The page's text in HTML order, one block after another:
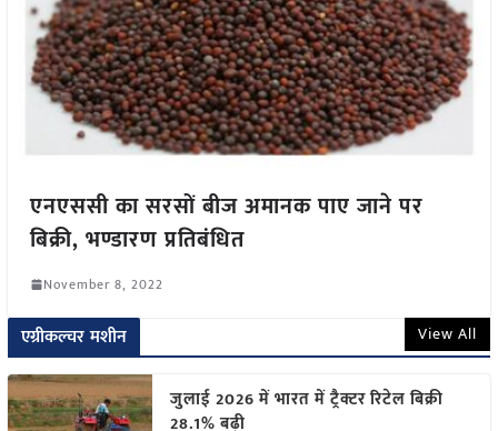
एनएससी का सरसों बीज अमानक पाए जाने पर
बिक्री, भण्डारण प्रतिबंधित
November 8, 2022
एग्रीकल्चर मशीन View All
जुलाई 2026 में भारत में ट्रैक्टर रिटेल बिक्री
28.1% बढ़ी